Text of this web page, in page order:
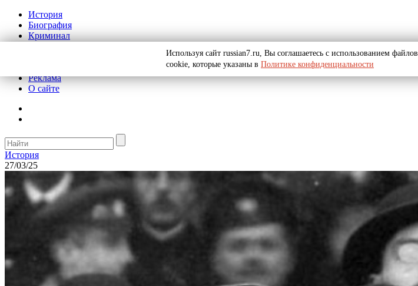
История
Биография
Криминал
Реклама
О сайте
История
27/03/25
Используя сайт russian7.ru, Вы соглашаетесь с использованием файлов
cookie, которые указаны в Политике конфиденциальности